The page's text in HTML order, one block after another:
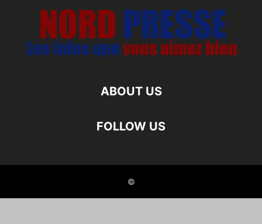
ABOUT US
FOLLOW US
©